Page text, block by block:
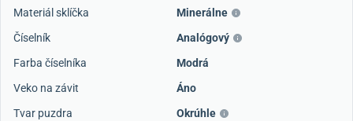
Materiál sklíčka
Minerálne
Číselník
Analógový
Farba číselníka
Modrá
Veko na závit
Áno
Tvar puzdra
Okrúhle